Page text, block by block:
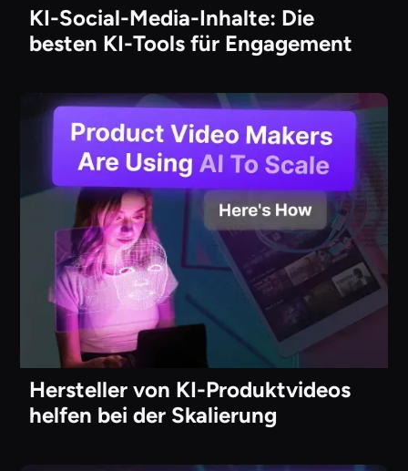
KI-Social-Media-Inhalte: Die
besten KI-Tools für Engagement
Hersteller von KI-Produktvideos
helfen bei der Skalierung